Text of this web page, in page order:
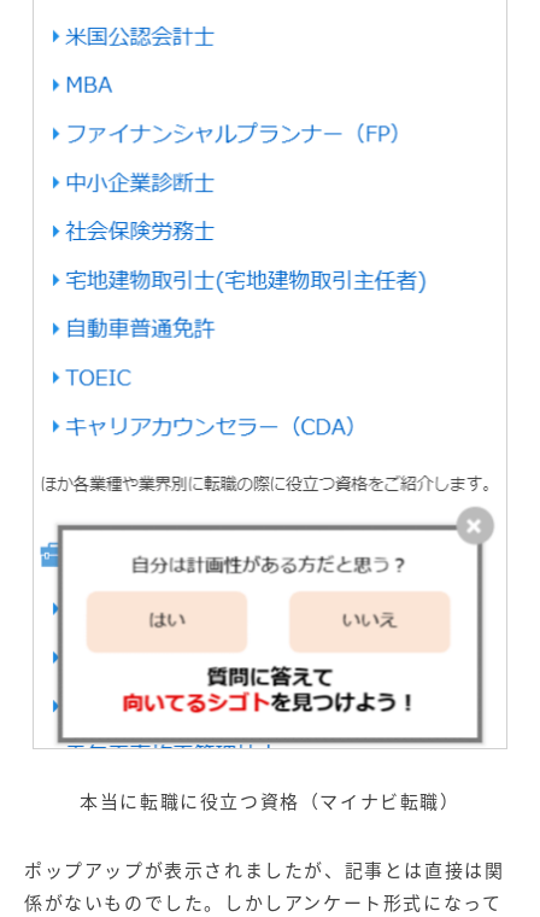
本当に転職に役立つ資格（マイナビ転職）
ポップアップが表示されましたが、記事とは直接は関
係がないものでした。しかしアンケート形式になって